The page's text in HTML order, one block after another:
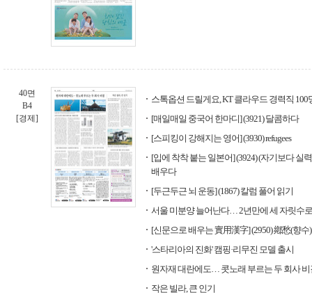
40면
B4
[경제]
스톡옵션 드릴게요, KT 클라우드 경력직 100
[매일매일 중국어 한마디] (3921) 달콤하다
[스피킹이 강해지는 영어] (3930) refugees
[입에 착착 붙는 일본어] (3924) (자기보다 실
배우다
[두근두근 뇌 운동] (1867) 칼럼 풀어 읽기
서울 미분양 늘어난다… 2년만에 세 자릿수로
[신문으로 배우는 實用漢字] (2950) 鄕愁(향수)
'스타리아의 진화' 캠핑·리무진 모델 출시
원자재 대란에도… 콧노래 부르는 두 회사 비
작은 빌라, 큰 인기